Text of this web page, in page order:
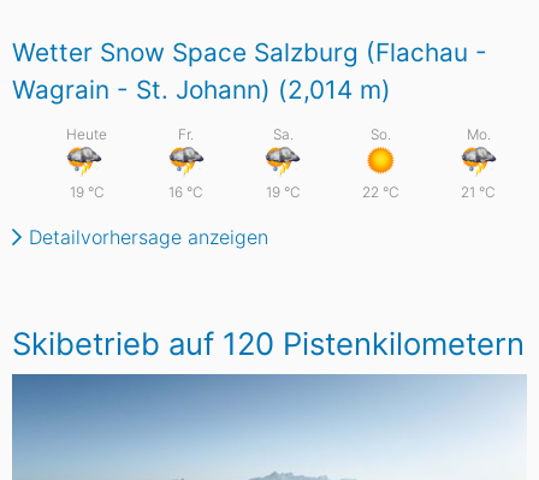
Wetter Snow Space Salzburg (Flachau -
Wagrain - St. Johann) (2,014 m)
Heute
19 °C
Fr.
16 °C
Sa.
19 °C
So.
22 °C
Mo.
21 °C
Detailvorhersage anzeigen
Skibetrieb auf 120 Pistenkilometern